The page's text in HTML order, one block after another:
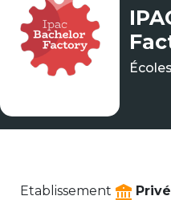
Etablissement Privé